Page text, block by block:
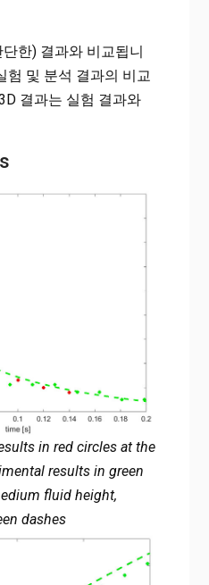
한) 결과와 비교됩니
험 및 분석 결과의 비교
결과는 실험 결과와
in red circles at the
results in green
fluid height,
dashes